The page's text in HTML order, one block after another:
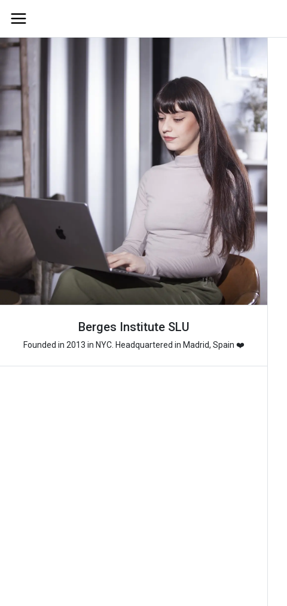
Berges Institute SLU
Founded in 2013 in NYC. Headquartered in Madrid, Spain ❤️